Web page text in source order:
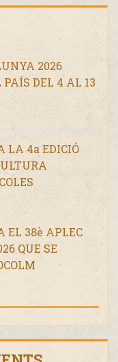
2026
PAÍS DEL 4 AL 13
LA 4a EDICIÓ
EL 38è APLEC
QUE SE